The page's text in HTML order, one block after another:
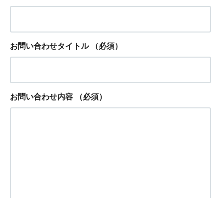
お問い合わせタイトル （必須）
お問い合わせ内容 （必須）